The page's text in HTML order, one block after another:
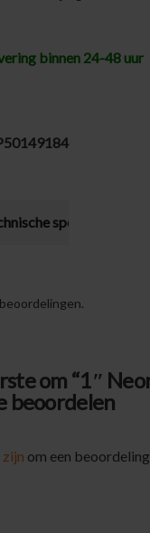
binnen 24-48 uur
specificatie
om “1″
beoordelen
om een